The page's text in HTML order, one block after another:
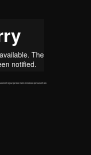
rejoué par des mains invisibles qui touillent des